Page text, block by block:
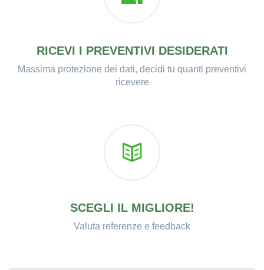
RICEVI I PREVENTIVI DESIDERATI
Massima protezione dei dati, decidi tu quanti preventivi
ricevere
SCEGLI IL MIGLIORE!
Valuta referenze e feedback